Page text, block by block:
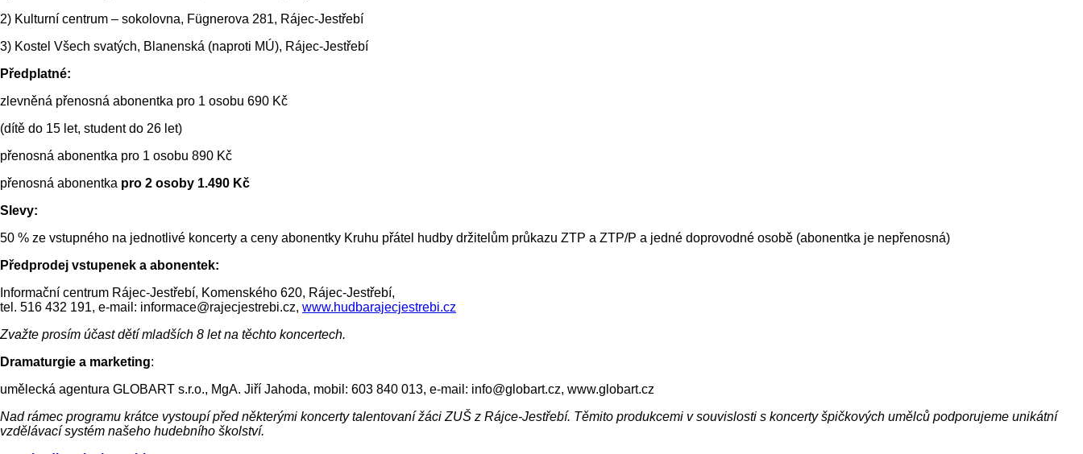
2) Kulturní centrum – sokolovna, Fügnerova 281, Rájec-Jestřebí
3) Kostel Všech svatých, Blanenská (naproti MÚ), Rájec-Jestřebí
Předplatné:
zlevněná přenosná abonentka pro 1 osobu 690 Kč
(dítě do 15 let, student do 26 let)
přenosná abonentka pro 1 osobu 890 Kč
přenosná abonentka pro 2 osoby 1.490 Kč
Slevy:
50 % ze vstupného na jednotlivé koncerty a ceny abonentky Kruhu přátel hudby držitelům průkazu ZTP a ZTP/P a jedné doprovodné osobě (abonentka je nepřenosná)
Předprodej vstupenek a abonentek:
Informační centrum Rájec-Jestřebí, Komenského 620, Rájec-Jestřebí,
tel. 516 432 191, e-mail: informace@rajecjestrebi.cz, www.hudbarajecjestrebi.cz
Zvažte prosím účast dětí mladších 8 let na těchto koncertech.
Dramaturgie a marketing:
umělecká agentura GLOBART s.r.o., MgA. Jiří Jahoda, mobil: 603 840 013, e-mail: info@globart.cz, www.globart.cz
Nad rámec programu krátce vystoupí před některými koncerty talentovaní žáci ZUŠ z Rájce-Jestřebí. Těmito produkcemi v souvislosti s koncerty špičkových umělců podporujeme unikátní
vzdělávací systém našeho hudebního školství.